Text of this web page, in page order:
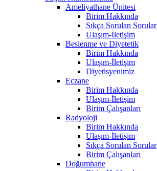
Ameliyathane Ünitesi
Birim Hakkında
Sıkça Sorulan Sorular
Ulaşım-İletişim
Beslenme ve Diyetetik
Birim Hakkında
Ulaşım-İletişim
Diyetisyenimiz
Eczane
Birim Hakkında
Ulaşım-İletişim
Birim Çalışanları
Radyoloji
Birim Hakkında
Ulaşım-İletişim
Sıkça Sorulan Sorular
Birim Çalışanları
Doğumhane